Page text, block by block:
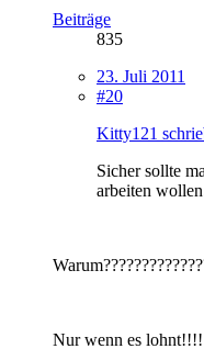
Beiträge
835
23. Juli 2011
#20
Kitty121
Sicher sollte
arbeiten
Nur wenn es